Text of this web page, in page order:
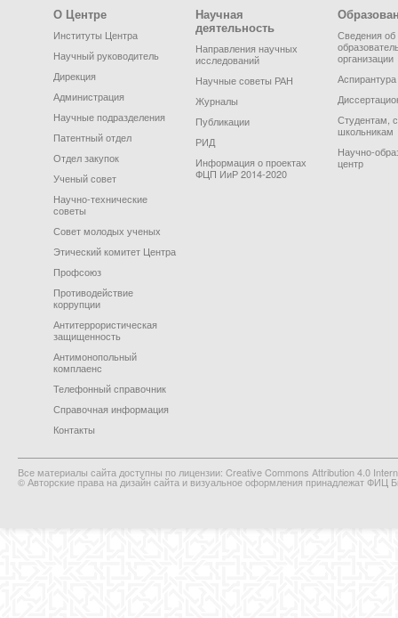
Footer Menu
О Центре
Институты Центра
Научный руководитель
Дирекция
Администрация
Научные подразделения
Патентный отдел
Отдел закупок
Ученый совет
Научно-технические
советы
Совет молодых ученых
Этический комитет Центра
Профсоюз
Противодействие
коррупции
Антитеррористическая
защищенность
Антимонопольный
комплаенс
Телефонный справочник
Справочная информация
Контакты
Научная
деятельность
Направления научных
исследований
Научные советы РАН
Журналы
Публикации
РИД
Информация о проектах
ФЦП ИиР 2014-2020
Сведения об
организации
Аспирантура
Студентам,
школьникам
Научно-
центр
Все материалы сайта доступны по лицензии: Creative Commons Attribution 4.0
© Авторские права на дизайн сайта и визуальное оформления принадлежат ФИЦ